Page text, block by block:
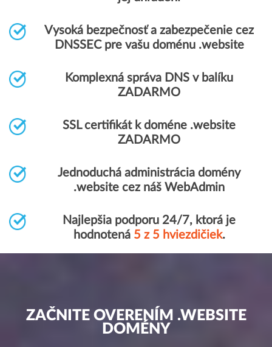
Vysoká bezpečnosť a zabezpečenie cez
DNSSEC pre vašu doménu .website
Komplexná správa DNS v balíku
ZADARMO
SSL certifikát k doméne .website
ZADARMO
Jednoduchá administrácia domény
.website cez náš WebAdmin
Najlepšia podporu 24/7, ktorá je
hodnotená 5 z 5 hviezdičiek.
ZAČNITE OVERENÍM .WEBSITE
DOMÉNY